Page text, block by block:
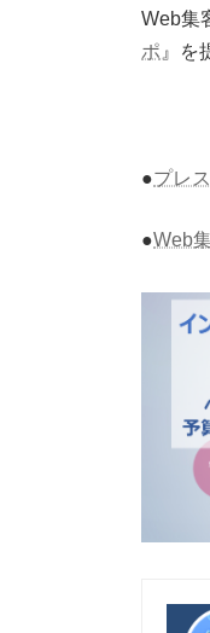
Web集
ポ』を
●プレ
●Web